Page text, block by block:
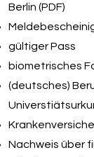
Berlin (PDF)
gültiger Pass
biometrisches
(deutsches)
Nachweis über